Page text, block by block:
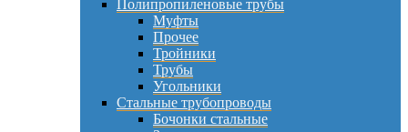
Полипропиленовые трубы
Муфты
Прочее
Тройники
Трубы
Угольники
Стальные трубопроводы
Бочонки стальные